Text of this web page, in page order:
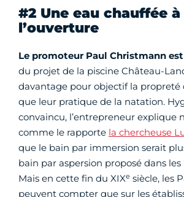
#2 Une eau chauffée à
l’ouverture
Le promoteur Paul Christmann
du projet de la piscine Château-
davantage pour objectif la propreté
que leur pratique de la natation.
convaincu, l’entrepreneur explique
comme le rapporte la chercheuse
que le bain par immersion serait
bain par aspersion proposé dans
Mais en cette fin du XIXe siècle, les
peuvent compter que sur les